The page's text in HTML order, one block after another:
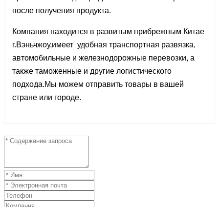
после получения продукта.
Компания находится в развитым прибрежным Китае
г.Вэньчжоу,имеет удобная транспортная развязка,
автомобильные и железнодорожные перевозки, а
также таможенные и другие логистического
подхода.Мы можем отправить товары в вашей
стране или городе.